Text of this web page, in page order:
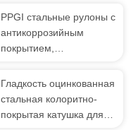
стеновых и кровельных
PPGI стальные рулоны с
антикоррозийным
покрытием,
рулоны с покрытием по
Гладкость оцинкованная
стальная колоритно-
покрытая катушка для